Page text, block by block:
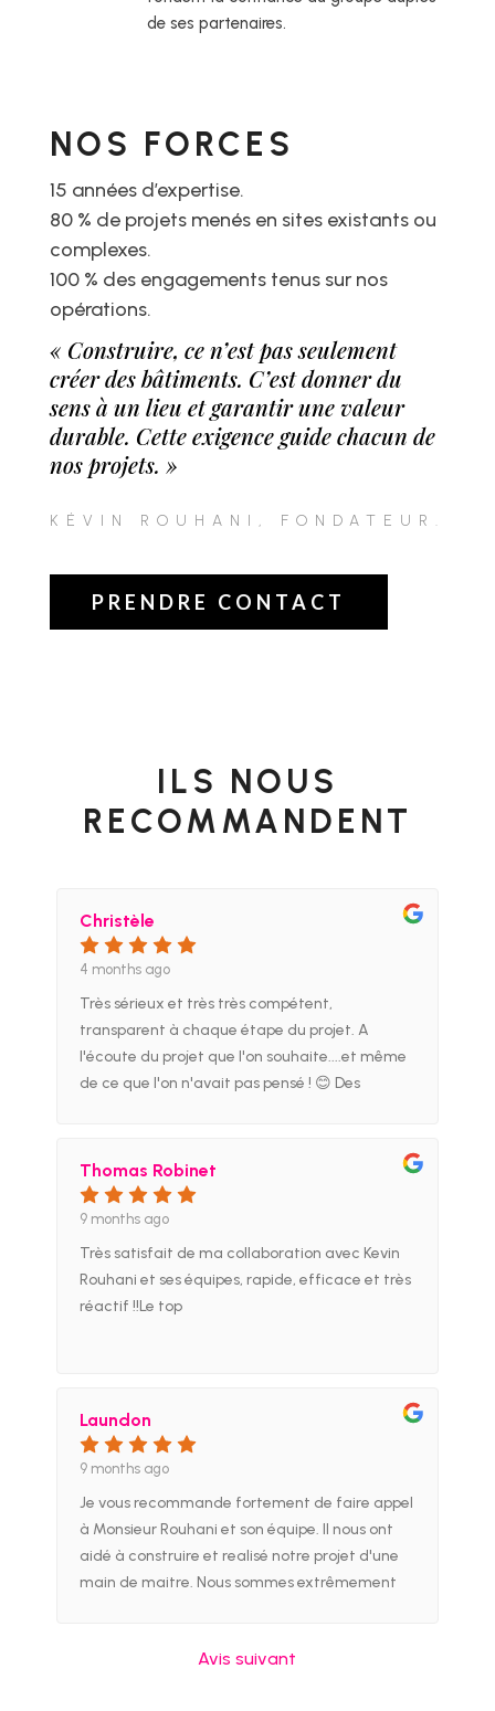
de ses partenaires.
NOS FORCES
15 années d’expertise.
80 % de projets menés en sites existants ou
complexes.
100 % des engagements tenus sur nos
opérations.
« Construire, ce n’est pas seulement
créer des bâtiments. C’est donner du
sens à un lieu et garantir une valeur
durable. Cette exigence guide chacun de
nos projets. »
KÉVIN ROUHANI, FONDATEUR.
PRENDRE CONTACT
ILS NOUS
RECOMMANDENT
Christèle
4 months ago
Très sérieux et très très compétent,
transparent à chaque étape du projet. A
l'écoute du projet que l'on souhaite....et même
de ce que l'on n'avait pas pensé ! 😊 Des
projet. Merci a RK groupe pour avoir bâti
ensemble un morceau de mon futur.
Thomas Robinet
9 months ago
Très satisfait de ma collaboration avec Kevin
Rouhani et ses équipes, rapide, efficace et très
réactif !!Le top
Laundon
9 months ago
Je vous recommande fortement de faire appel
à Monsieur Rouhani et son équipe. Il nous ont
aidé à construire et realisé notre projet d'une
main de maitre. Nous sommes extrêmement
etre entouré de professionnels compétent et à
Avis suivant